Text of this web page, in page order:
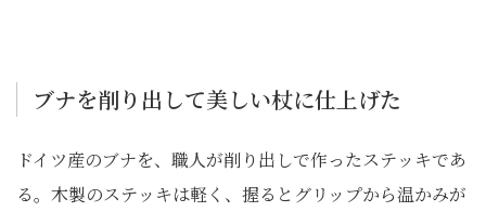
ブナを削り出して美しい杖に仕上げた
ドイツ産のブナを、職人が削り出しで作ったステッキであ
る。木製のステッキは軽く、握るとグリップから温かみが